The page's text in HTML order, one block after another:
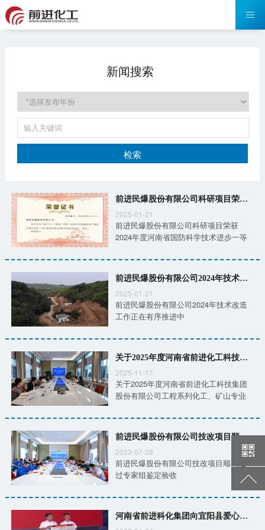
新闻搜索
检索
前进民爆股份有限公司科研项目荣获2024年度河南省国防科学技术进步一等奖
2025-01-21
前进民爆股份有限公司科研项目荣获
2024年度河南省国防科学技术进步一等
前进民爆股份有限公司2024年技术改造工作正在有序推进中
2025-01-21
前进民爆股份有限公司2024年技术改造
工作正在有序推进中
关于2025年度河南省前进化工科技集团股份有限公司工程系列化工、矿山专业中级职称评审通过人员的公示
2025-11-17
关于2025年度河南省前进化工科技集团
股份有限公司工程系列化工、矿山专业
前进民爆股份有限公司技改项目顺利通过专家组鉴定验收
2023-07-28
前进民爆股份有限公司技改项目顺利通
过专家组鉴定验收
河南省前进科化集团向宜阳县爱心助学协会捐赠1000万元